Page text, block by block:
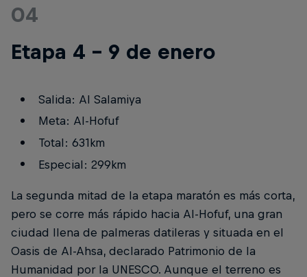
04
Etapa 4 - 9 de enero
Salida: Al Salamiya
Meta: Al-Hofuf
Total: 631km
Especial: 299km
La segunda mitad de la etapa maratón es más corta,
pero se corre más rápido hacia Al-Hofuf, una gran
ciudad llena de palmeras datileras y situada en el
Oasis de Al-Ahsa, declarado Patrimonio de la
Humanidad por la UNESCO. Aunque el terreno es